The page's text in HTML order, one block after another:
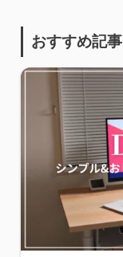
おすすめ記事